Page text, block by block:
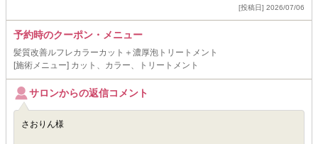
[投稿日] 2026/07/06
予約時のクーポン・メニュー
髪質改善ルフレカラーカット＋濃厚泡トリートメント
[施術メニュー] カット、カラー、トリートメント
サロンからの返信コメント
さおりん様